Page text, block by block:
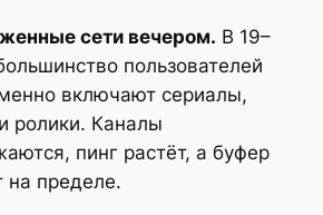
сети вечером. В 19–
пользователей
включают сериалы,
ролики. Каналы
пинг растёт, а буфер
на пределе.